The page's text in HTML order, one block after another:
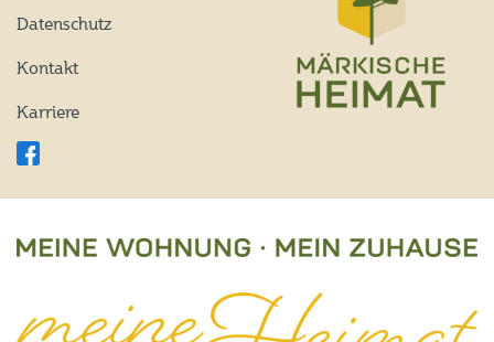
Datenschutz
Kontakt
Karriere